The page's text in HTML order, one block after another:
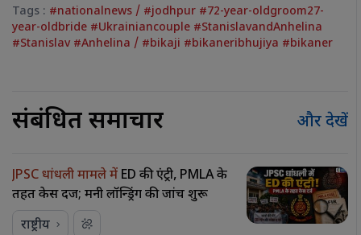
Tags : #nationalnews / #jodhpur #72-year-oldgroom27-
year-oldbride #Ukrainiancouple #StanislavandAnhelina
#Stanislav #Anhelina / #bikaji #bikaneribhujiya #bikaner
संबंधित समाचार और देखें
JPSC धांधली मामले में ED की एंट्री, PMLA के
तहत केस दर्ज; मनी लॉन्ड्रिंग की जांच शुरू
राष्ट्रीय